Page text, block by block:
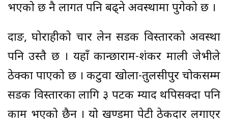
भएको छ नै लागत पनि बढ्ने अवस्थामा पुगेको छ ।
दाङ, घोराहीको चार लेन सडक विस्तारको अवस्था
पनि उस्तै छ । यहाँ कान्छाराम-शंकर माली जेभीले
ठेक्का पाएको छ । कटुवा खोला-तुलसीपुर चोकसम्म
सडक विस्तारका लागि ३ पटक म्याद थपिसक्दा पनि
काम भएको छैन । यो खण्डमा पेटी ठेकदार लगाएर